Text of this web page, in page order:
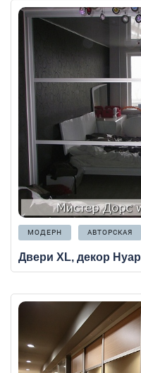
МОДЕРН АВТОРСКАЯ
Двери XL, декор Нуар